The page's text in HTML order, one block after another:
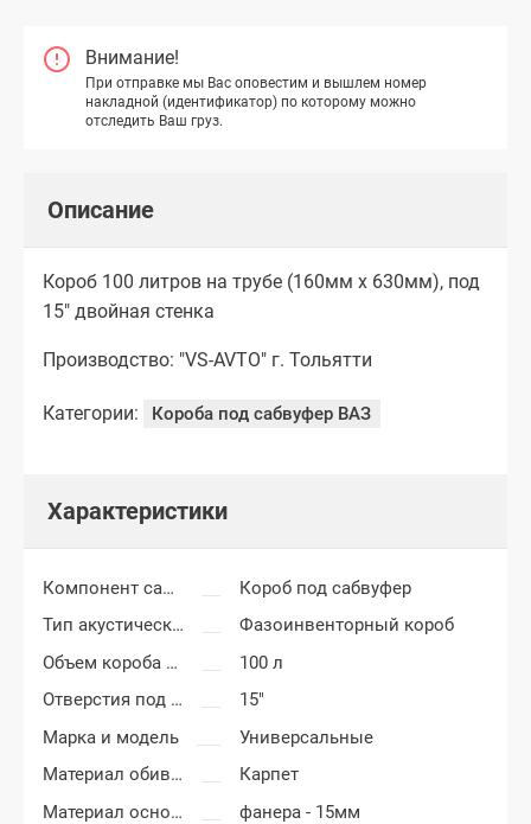
Внимание!
При отправке мы Вас оповестим и вышлем номер
накладной (идентификатор) по которому можно
отследить Ваш груз.
Описание
Короб 100 литров на трубе (160мм х 630мм), под
15" двойная стенка
Производство: "VS-AVTO" г. Тольятти
Категории: Короба под сабвуфер ВАЗ
Характеристики
Компонент салона
Короб под сабвуфер
Тип акустического короба
Фазоинвенторный короб
Объем короба сабвуфера
100 л
Отверстия под сабвуфер
15"
Марка и модель
Универсальные
Материал обивки короба сабвуфера
Карпет
Материал основания сабвуфера
фанера - 15мм